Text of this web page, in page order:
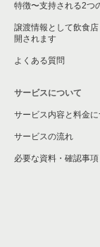
特徴〜支持される2つ
譲渡情報として飲食
開されます
よくある質問
サービスについて
サービス内容と料金に
サービスの流れ
必要な資料・確認事項